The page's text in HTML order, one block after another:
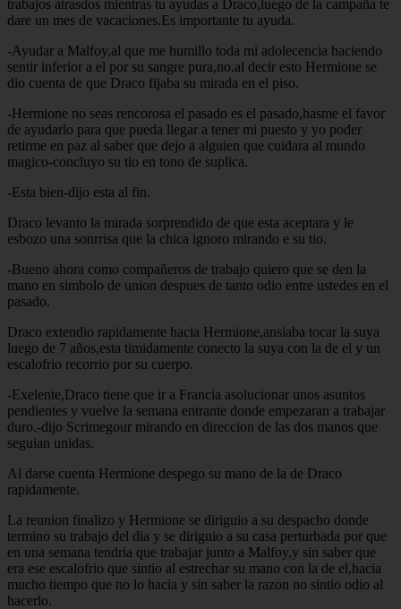
trabajos atrasdos mientras tu ayudas a Draco,luego de la campaña te
dare un mes de vacaciones.Es importante tu ayuda.
-Ayudar a Malfoy,al que me humillo toda mi adolecencia haciendo
sentir inferior a el por su sangre pura,no.al decir esto Hermione se
dio cuenta de que Draco fijaba su mirada en el piso.
-Hermione no seas rencorosa el pasado es el pasado,hasme el favor
de ayudarlo para que pueda llegar a tener mi puesto y yo poder
retirme en paz al saber que dejo a alguien que cuidara al mundo
magico-concluyo su tio en tono de suplica.
-Esta bien-dijo esta al fin.
Draco levanto la mirada sorprendido de que esta aceptara y le
esbozo una sonrrisa que la chica ignoro mirando e su tio.
-Bueno ahora como compañeros de trabajo quiero que se den la
mano en simbolo de union despues de tanto odio entre ustedes en el
pasado.
Draco extendio rapidamente hacia Hermione,ansiaba tocar la suya
luego de 7 años,esta timidamente conecto la suya con la de el y un
escalofrio recorrio por su cuerpo.
-Exelente,Draco tiene que ir a Francia asolucionar unos asuntos
pendientes y vuelve la semana entrante donde empezaran a trabajar
duro.-dijo Scrimegour mirando en direccion de las dos manos que
seguian unidas.
Al darse cuenta Hermione despego su mano de la de Draco
rapidamente.
La reunion finalizo y Hermione se diriguio a su despacho donde
termino su trabajo del dia y se diriguio a su casa perturbada por que
en una semana tendria que trabajar junto a Malfoy,y sin saber que
era ese escalofrio que sintio al estrechar su mano con la de el,hacia
mucho tiempo que no lo hacia y sin saber la razon no sintio odio al
hacerlo.